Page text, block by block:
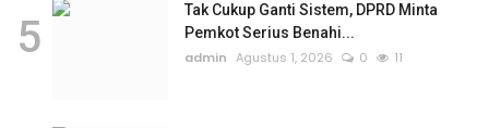
5
Tak Cukup Ganti Sistem, DPRD Minta
Pemkot Serius Benahi...
admin Agustus 1, 2026 0 11